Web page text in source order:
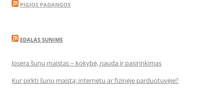
PIGIOS PADANGOS
EDALAS SUNIMS
Josera šunų maistas – kokybė, nauda ir pasirinkimas
Kur pirkti šunų maistą: internetu ar fizinėje parduotuvėje?